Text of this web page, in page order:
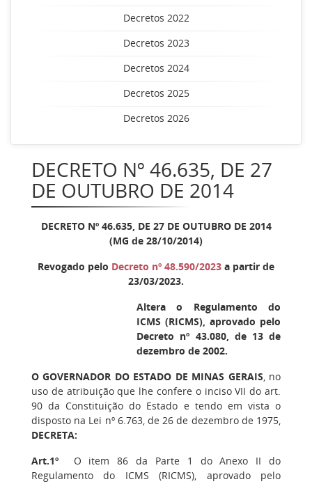
Decretos 2022
Decretos 2023
Decretos 2024
Decretos 2025
Decretos 2026
DECRETO Nº 46.635, DE 27
DE OUTUBRO DE 2014
DECRETO Nº 46.635, DE 27 DE OUTUBRO DE 2014
(MG de 28/10/2014)
Revogado pelo Decreto nº 48.590/2023 a partir de
23/03/2023.
Altera o Regulamento do
ICMS (RICMS), aprovado pelo
Decreto nº 43.080, de 13 de
dezembro de 2002.
O GOVERNADOR DO ESTADO DE MINAS GERAIS, no
uso de atribuição que lhe confere o inciso VII do art.
90 da Constituição do Estado e tendo em vista o
disposto na Lei nº 6.763, de 26 de dezembro de 1975,
DECRETA:
Art.1º O item 86 da Parte 1 do Anexo II do
Regulamento do ICMS (RICMS), aprovado pelo